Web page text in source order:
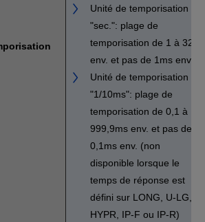
Unité de temporisation
"sec.": plage de
temporisation de 1 à 32s
env. et pas de 1ms env.
Unité de temporisation
"1/10ms": plage de
temporisation de 0,1 à
999,9ms env. et pas de
0,1ms env. (non
disponible lorsque le
temps de réponse est
défini sur LONG, U-LG,
HYPR, IP-F ou IP-R)